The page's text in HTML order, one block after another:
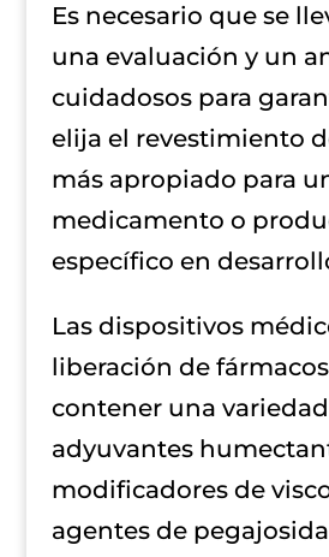
Es necesario que se
una evaluación y un
cuidadosos para
elija el revestimiento
más apropiado para
medicamento o
específico en
Las dispositivos
liberación de
contener una
adyuvantes
modificadores de
agentes de